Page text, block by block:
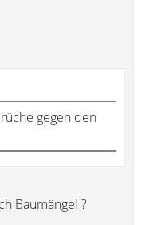
gegen den
Baumängel ?